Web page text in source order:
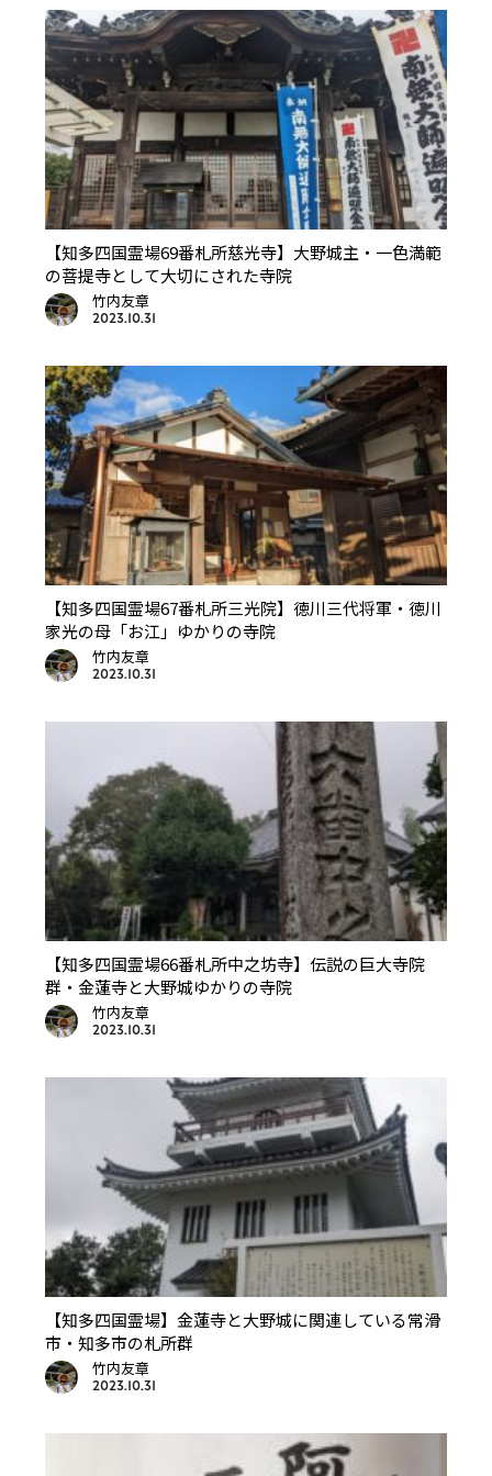
【知多四国霊場69番札所慈光寺】大野城主・一色満範
の菩提寺として大切にされた寺院
竹内友章
2023.10.31
【知多四国霊場67番札所三光院】徳川三代将軍・徳川
家光の母「お江」ゆかりの寺院
竹内友章
2023.10.31
【知多四国霊場66番札所中之坊寺】伝説の巨大寺院
群・金蓮寺と大野城ゆかりの寺院
竹内友章
2023.10.31
【知多四国霊場】金蓮寺と大野城に関連している常滑
市・知多市の札所群
竹内友章
2023.10.31